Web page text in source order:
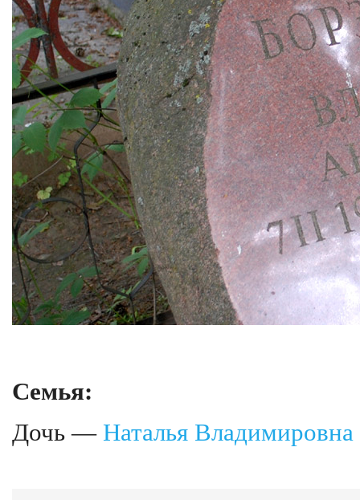
Семья:
Дочь — Наталья Владимировна